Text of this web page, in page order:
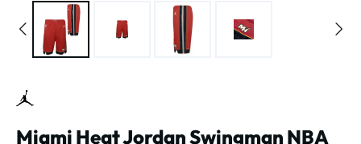
Miami Heat Jordan Swingman NBA